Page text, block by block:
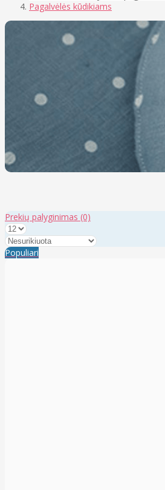
Pagalvėlės kūdikiams
Prekių palyginimas (0)
Populiari